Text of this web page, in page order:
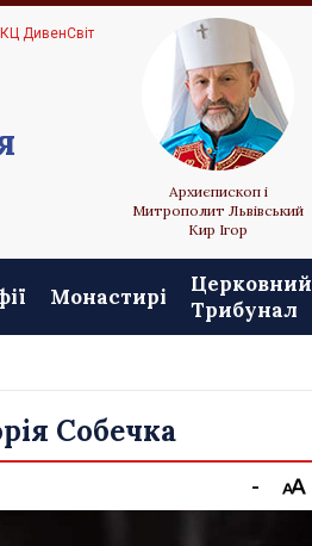
ДивенСвіт
Архиєпископ і
Митрополит Львівський
Кир Ігор
Монастирі
Церковний
Трибунал
Собечка
-